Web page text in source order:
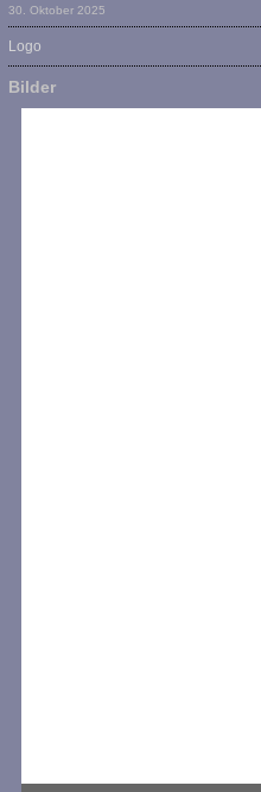
30. Oktober 2025
Logo
Bilder